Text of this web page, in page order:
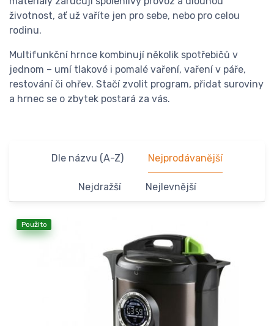
životnost, ať už vaříte jen pro sebe, nebo pro celou
rodinu.
Multifunkční hrnce kombinují několik spotřebičů v
jednom – umí tlakové i pomalé vaření, vaření v páře,
restování či ohřev. Stačí zvolit program, přidat suroviny
a hrnec se o zbytek postará za vás.
Dle názvu (A-Z) Nejprodávanější
Nejdražší Nejlevnější
Použito